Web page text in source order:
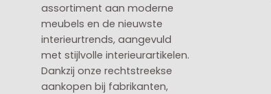
assortiment aan moderne
meubels en de nieuwste
interieurtrends, aangevuld
met stijlvolle interieurartikelen.
Dankzij onze rechtstreekse
aankopen bij fabrikanten,